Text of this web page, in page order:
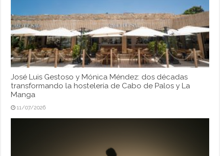
José Luis Gestoso y Mónica Méndez: dos décadas
transformando la hostelería de Cabo de Palos y La
Manga
11/07/2026